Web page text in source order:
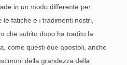
in un modo differente per
le fatiche e i tradimenti nostri,
che subito dopo ha tradito la
come questi due apostoli, anche
della grandezza della